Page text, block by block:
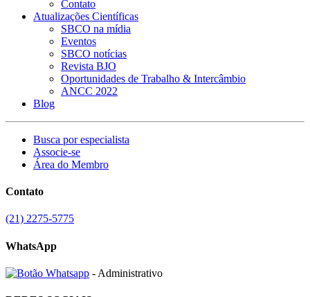
Contato
Atualizações Científicas
SBCO na mídia
Eventos
SBCO notícias
Revista BJO
Oportunidades de Trabalho & Intercâmbio
ANCC 2022
Blog
Busca por especialista
Associe-se
Área do Membro
Contato
(21) 2275-5775
WhatsApp
- Administrativo